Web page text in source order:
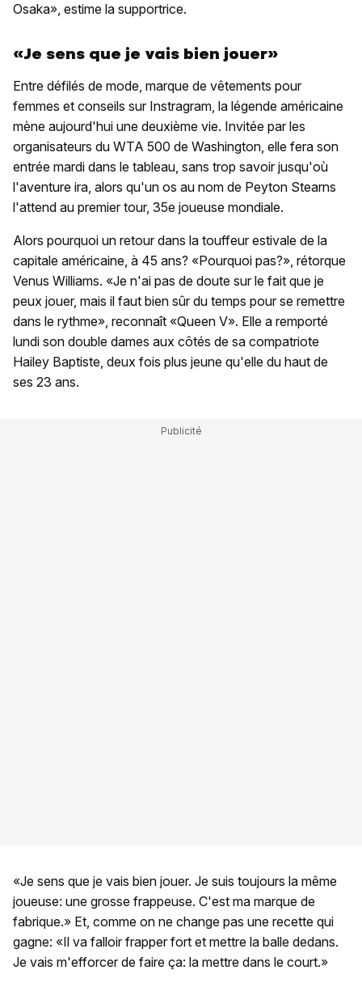
Osaka», estime la supportrice.
«Je sens que je vais bien jouer»
Entre défilés de mode, marque de vêtements pour
femmes et conseils sur Instragram, la légende américaine
mène aujourd'hui une deuxième vie. Invitée par les
organisateurs du WTA 500 de Washington, elle fera son
entrée mardi dans le tableau, sans trop savoir jusqu'où
l'aventure ira, alors qu'un os au nom de Peyton Stearns
l'attend au premier tour, 35e joueuse mondiale.
Alors pourquoi un retour dans la touffeur estivale de la
capitale américaine, à 45 ans? «Pourquoi pas?», rétorque
Venus Williams. «Je n'ai pas de doute sur le fait que je
peux jouer, mais il faut bien sûr du temps pour se remettre
dans le rythme», reconnaît «Queen V». Elle a remporté
lundi son double dames aux côtés de sa compatriote
Hailey Baptiste, deux fois plus jeune qu'elle du haut de
ses 23 ans.
«Je sens que je vais bien jouer. Je suis toujours la même
joueuse: une grosse frappeuse. C'est ma marque de
fabrique.» Et, comme on ne change pas une recette qui
gagne: «Il va falloir frapper fort et mettre la balle dedans.
Je vais m'efforcer de faire ça: la mettre dans le court.»